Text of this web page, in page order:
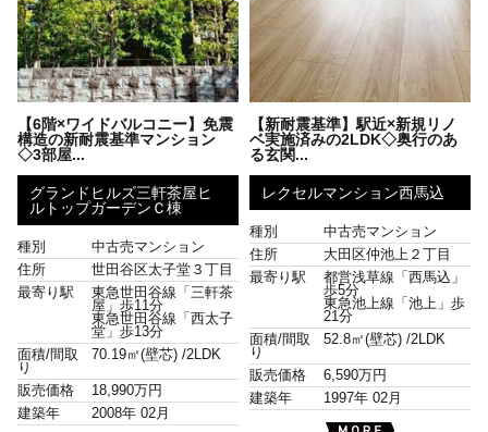
【6階×ワイドバルコニー】免震
構造の新耐震基準マンション
◇3部屋...
グランドヒルズ三軒茶屋ヒ
ルトップガーデンＣ棟
種別
中古売マンション
住所
世田谷区太子堂３丁目
最寄り駅
東急世田谷線「三軒茶
屋」歩11分
東急世田谷線「西太子
堂」歩13分
面積/間取
り
70.19㎡(壁芯) /2LDK
販売価格
18,990万円
建築年
2008年 02月
【新耐震基準】駅近×新規リノ
ベ実施済みの2LDK◇奥行のあ
る玄関...
レクセルマンション西馬込
種別
中古売マンション
住所
大田区仲池上２丁目
最寄り駅
都営浅草線「西馬込」
歩5分
東急池上線「池上」歩
21分
面積/間取
り
52.8㎡(壁芯) /2LDK
販売価格
6,590万円
建築年
1997年 02月